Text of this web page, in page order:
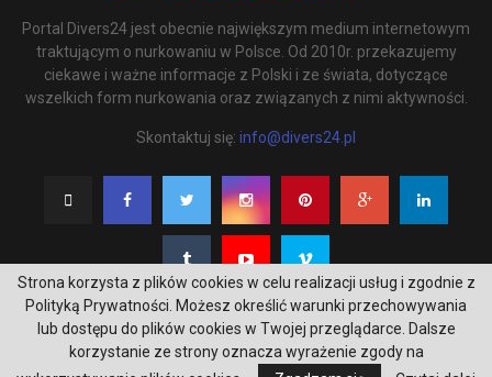
Portal Divers24 jest obecnie największym medium internetowym
traktującym o nurkowaniu w Polsce. Od 2010r. przekazujemy
ciekawe i ważne informacje z Polski i ze świata, dotyczące
wszelkich form nurkowania oraz związanych z nimi aktywności.
Skontaktuj się: info@divers24.pl
@2020 - underwatermedia.pl. All Right Reserved. Designed and Developed by
Strona korzysta z plików cookies w celu realizacji usług i zgodnie z
Polityką Prywatności. Możesz określić warunki przechowywania
lub dostępu do plików cookies w Twojej przeglądarce. Dalsze
korzystanie ze strony oznacza wyrażenie zgody na